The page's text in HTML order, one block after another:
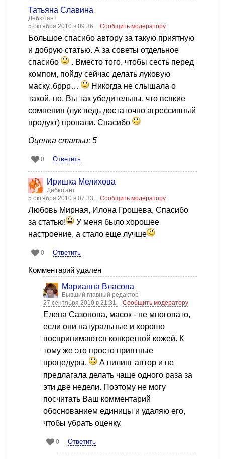
Татьяна Славина
Дебютант
5 октября 2010 в 09:36
Сообщить модератору
Большое спасибо автору за такую приятную
и добрую статью. А за советы отдельное
спасибо
. Вместо того, чтобы сесть перед
компом, пойду сейчас делать луковую
маску..бррр…
Никогда не слышала о
такой, но, Вы так убедительны, что всякие
сомнения (лук ведь достаточно агрессивный
продукт) пропали. Спасибо
Оценка статьи: 5
0 Ответить
Иришка Мелихова
Дебютант
5 октября 2010 в 07:33
Сообщить модератору
Любовь Мирная, Илона Грошева, Спасибо
за статью!
У меня было хорошее
настроение, а стало еще лучше
0 Ответить
Комментарий удален
Марианна Власова
Бывший главный редактор
27 сентября 2010 в 21:31
Сообщить модератору
Елена Сазонова, масок - не многовато,
если они натуральные и хорошо
воспринимаются конкретной кожей. К
тому же это просто приятные
процедуры.
А пилинг автор и не
предлагала делать чаще одного раза за
эти две недели. Поэтому не могу
посчитать Ваш комментарий
обоснованием единицы и удаляю его,
чтобы убрать оценку.
0 Ответить